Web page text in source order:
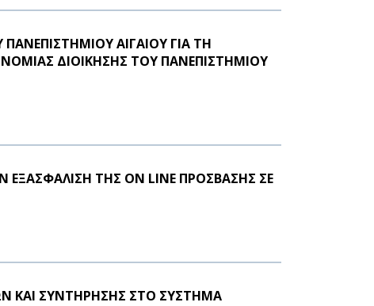
ΑΙΓΑΙΟΥ ΓΙΑ ΤΗ
ΔΙΟΙΚΗΣΗΣ ΤΟΥ ΠΑΝΕΠΙΣΤΗΜΙΟΥ
ΤΗΣ ON LINE ΠΡΟΣΒΑΣΗΣ ΣΕ
ΚΑΙ ΣΥΝΤΗΡΗΣΗΣ ΣΤΟ ΣΥΣΤΗΜΑ